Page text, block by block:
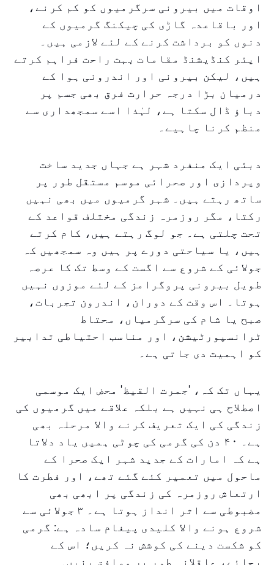
اوقات میں بیرونی سرگرمیوں کو کم کرنے،
اور باقاعدہ گاڑی کی چیکنگ گرمیوں کے
دنوں کو برداشت کرنے کے لئے لازمی ہیں۔
ایئر کنڈیشنڈ مقامات بہت راحت فراہم کرتے
ہیں، لیکن بیرونی اور اندرونی ہوا کے
درمیان بڑا درجہ حرارت فرق بھی جسم پر
دباؤ ڈال سکتا ہے، لہٰذا اسے سمجھداری سے
منظم کرنا چاہیے۔
دبئی ایک منفرد شہر ہے جہاں جدید ساخت
وپردازی اور صحرائی موسم مستقل طور پر
ساتھ رہتے ہیں۔ شہر گرمیوں میں بھی نہیں
رکتا، مگر روزمرہ زندگی مختلف قواعد کے
تحت چلتی ہے۔ جو لوگ رہتے ہیں، کام کرتے
ہیں، یا سیاحتی دورے پر ہیں وہ سمجھیں کہ
جولائی کے شروع سے اگست کے وسط تک کا عرصہ
طویل بیرونی پروگرامز کے لئے موزوں نہیں
ہوتا۔ اس وقت کے دوران، اندرون تجربات،
صبح یا شام کی سرگرمیاں، محتاط
ٹرانسپورٹیشن، اور مناسب احتیاطی تدابیر
کو اہمیت دی جاتی ہے۔
یہاں تک کہ، 'جمرت القیظ' محض ایک موسمی
اصطلاح ہی نہیں ہے بلکہ علاقے میں گرمیوں کی
زندگی کی ایک تعریف کرنے والا مرحلہ بھی
ہے۔ ۴۰ دن کی گرمی کی چوٹی ہمیں یاد دلاتا
ہے کہ امارات کے جدید شہر ایک صحرا کے
ماحول میں تعمیر کئے گئے تھے، اور فطرت کا
ارتعاش روزمرہ کی زندگی پر ابھی بھی
مضبوطی سے اثر انداز ہوتا ہے۔ ۳ جولائی سے
شروع ہونے والا کلیدی پیغام سادہ ہے: گرمی
کو شکست دینے کی کوشش نہ کریں؛ اس کے
بجائے، عاقلانہ طور پر موافق بنیں۔